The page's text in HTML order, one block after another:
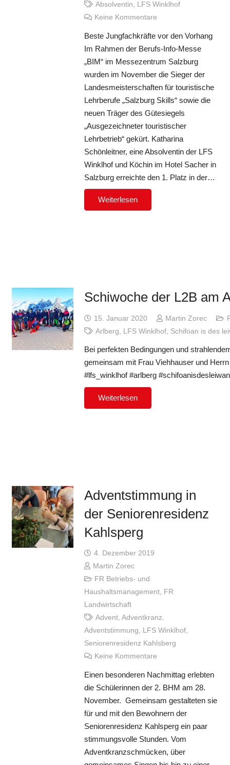
Absolventin, LFS Winklhof
Keine Kommentare
Beste Jungfachkräfte vor den Vorhang
Im Rahmen der Berufs-Info-Messe
„BIM“ im Messezentrum Salzburg
wurden im November die Sieger der
Landesmeisterschaften für touristische
Lehrberufe „Salzburg Skills“ sowie die
neuen Träger des Gütesiegels
„Ausgezeichneter touristischer
Lehrbetrieb“ gekürt. Katharina
Schönleitner, eine Absolventin der LFS
Winklhof und Köchin im Hotel Sacher in
Salzburg erreichte den 1. Platz in der…
Weiterlesen
Schiwoche der L2B am
15. Januar 2020 Martin Zorec
Arlberg
LFS Winklhof, Schifoan is des
Bei perfekten Bedingungen und
gemeinsam mit Frau Viehhauser und
#lfs_winklhof #arlberg
Weiterlesen
Adventstimmung in
der Seniorenresidenz
Kahlsperg
4. Dezember 2019
Martin Zorec
FR Betriebs- und
Haushaltsmanagement, FR
Landwirtschaft
Advent, Adventkranz,
Adventstimmung, LFS Winklhof,
Seniorenresidenz Kahlsberg
Keine Kommentare
Einen besonderen Nachmittag erlebten
die Schülerinnen der 2. BHM am 28.
November. Gemeinsam gestalteten sie
für und mit den Bewohnern der
Seniorenresidenz Kahlsperg ein paar
stimmungsvolle Stunden. Vom
Adventkranzschmücken, über